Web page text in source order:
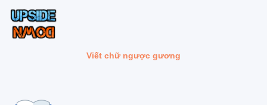
Viết chữ ngược gương